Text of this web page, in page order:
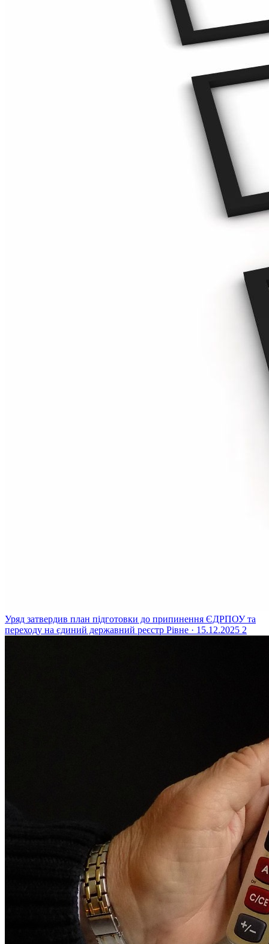
Уряд затвердив план підготовки до припинення ЄДРПОУ та
переходу на єдиний державний реєстр Рівне · 15.12.2025 2